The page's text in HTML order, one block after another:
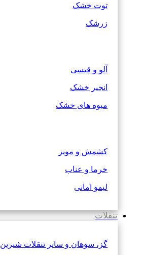
توت خشک
زرشک
آلو و قیسی
انجیر خشک
میوه های خشک
کشمش و مویز
خرما و عناب
لیمو امانی
تنقلات
گز، سوهان و سایر تنقلات شیرین